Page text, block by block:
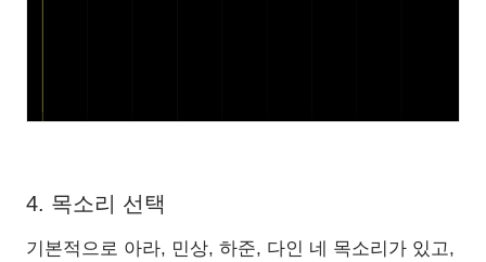
4. 목소리 선택
기본적으로 아라, 민상, 하준, 다인 네 목소리가 있고,